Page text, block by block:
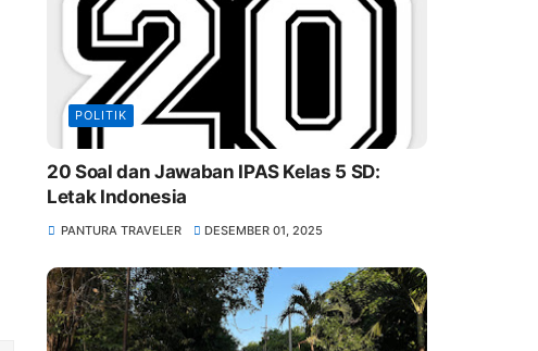
POLITIK
20 Soal dan Jawaban IPAS Kelas 5 SD:
Letak Indonesia
PANTURA TRAVELER DESEMBER 01, 2025